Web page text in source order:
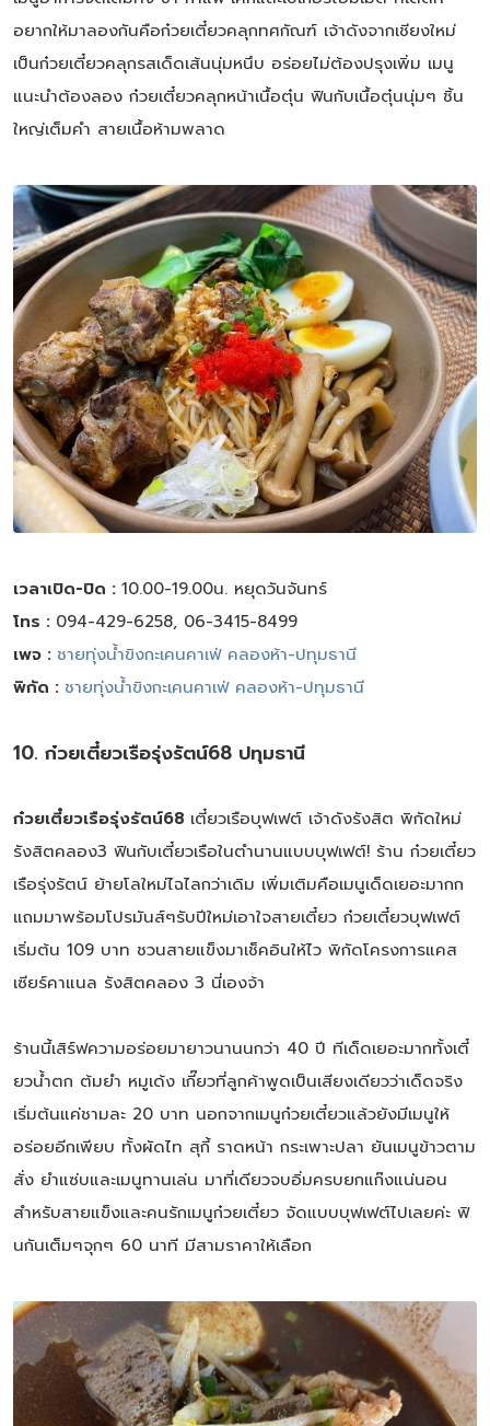
อยากให้มาลองกันคือก๋วยเตี๋ยวคลุกทศกัณฑ์ เจ้าดังจากเชียงใหม่
เป็นก๋วยเตี๋ยวคลุกรสเด็ดเส้นนุ่มหนึบ อร่อยไม่ต้องปรุงเพิ่ม เมนู
แนะนำต้องลอง ก๋วยเตี๋ยวคลุกหน้าเนื้อตุ๋น ฟินกับเนื้อตุ๋นนุ่มๆ ชิ้น
ใหญ่เต็มคำ สายเนื้อห้ามพลาด
เวลาเปิด-ปิด : 10.00-19.00น. หยุดวันจันทร์
โทร : 094-429-6258, 06-3415-8499
เพจ : ชายทุ่งน้ำขิงกะเคนคาเฟ่ คลองห้า-ปทุมธานี
พิกัด : ชายทุ่งน้ำขิงกะเคนคาเฟ่ คลองห้า-ปทุมธานี
10. ก๋วยเตี๋ยวเรือรุ่งรัตน์68 ปทุมธานี
ก๋วยเตี๋ยวเรือรุ่งรัตน์68 เตี๋ยวเรือบุฟเฟต์ เจ้าดังรังสิต พิกัดใหม่
รังสิตคลอง3 ฟินกับเตี๋ยวเรือในตำนานแบบบุฟเฟต์! ร้าน ก๋วยเตี๋ยว
เรือรุ่งรัตน์ ย้ายโลใหม่ไฉไลกว่าเดิม เพิ่มเติมคือเมนูเด็ดเยอะมากก
แถมมาพร้อมโปรมันส์ๆรับปีใหม่เอาใจสายเตี๋ยว ก๋วยเตี๋ยวบุฟเฟต์
เริ่มต้น 109 บาท ชวนสายแข็งมาเช็คอินให้ไว พิกัดโครงการแคส
เซียร์คาแนล รังสิตคลอง 3 นี่เองจ้า
ร้านนี้เสิร์ฟความอร่อยมายาวนานนกว่า 40 ปี ทีเด็ดเยอะมากทั้งเตี๋
ยวน้ำตก ต้มยำ หมูเด้ง เกี๊ยวที่ลูกค้าพูดเป็นเสียงเดียวว่าเด็ดจริง
เริ่มต้นแค่ชามละ 20 บาท นอกจากเมนูก๋วยเตี๋ยวแล้วยังมีเมนูให้
อร่อยอีกเพียบ ทั้งผัดไท สุกี้ ราดหน้า กระเพาะปลา ยันเมนูข้าวตาม
สั่ง ยำแซ่บและเมนูทานเล่น มาที่เดียวจบอิ่มครบยกแก๊งแน่นอน
สำหรับสายแข็งและคนรักเมนูก๋วยเตี๋ยว จัดแบบบุฟเฟต์ไปเลยค่ะ ฟิ
นกันเต็มๆจุกๆ 60 นาที มีสามราคาให้เลือก